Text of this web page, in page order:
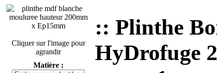
Cliquer sur l'image pour
agrandir
Matière :
:: Plinthe
HyDrofuge